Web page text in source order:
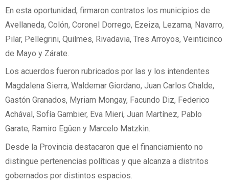
En esta oportunidad, firmaron contratos los municipios de
Avellaneda, Colón, Coronel Dorrego, Ezeiza, Lezama, Navarro,
Pilar, Pellegrini, Quilmes, Rivadavia, Tres Arroyos, Veinticinco
de Mayo y Zárate.
Los acuerdos fueron rubricados por las y los intendentes
Magdalena Sierra, Waldemar Giordano, Juan Carlos Chalde,
Gastón Granados, Myriam Mongay, Facundo Diz, Federico
Achával, Sofía Gambier, Eva Mieri, Juan Martínez, Pablo
Garate, Ramiro Egüen y Marcelo Matzkin.
Desde la Provincia destacaron que el financiamiento no
distingue pertenencias políticas y que alcanza a distritos
gobernados por distintos espacios.